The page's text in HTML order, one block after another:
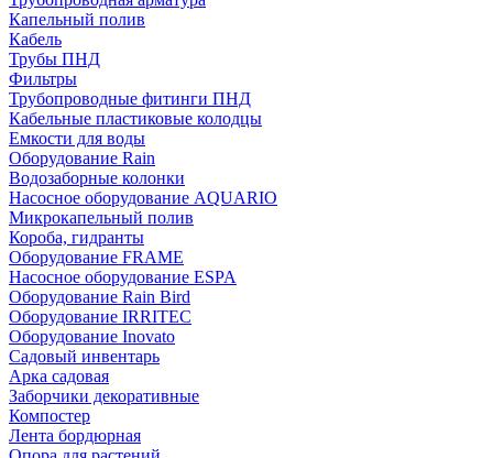
Капельный полив
Кабель
Трубы ПНД
Фильтры
Трубопроводные фитинги ПНД
Кабельные пластиковые колодцы
Емкости для воды
Оборудование Rain
Водозаборные колонки
Насосное оборудование AQUARIO
Микрокапельный полив
Короба, гидранты
Оборудование FRAME
Насосное оборудование ESPA
Оборудование Rain Bird
Оборудование IRRITEC
Оборудование Inovato
Садовый инвентарь
Арка садовая
Заборчики декоративные
Компостер
Лента бордюрная